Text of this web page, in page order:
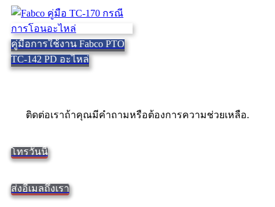
คู่มือการใช้งาน Fabco PTO
TC-142 PD อะไหล่
ติดต่อเราถ้าคุณมีคำถามหรือต้องการความช่วยเหลือ.
โทรวันนี้
ส่งอีเมลถึงเรา